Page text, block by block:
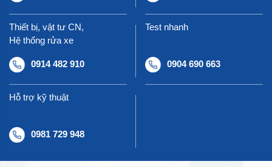
Thiết bị, vật tư CN,
Hệ thống rửa xe
0914 482 910
Test nhanh
0904 690 663
Hỗ trợ kỹ thuật
0981 729 948